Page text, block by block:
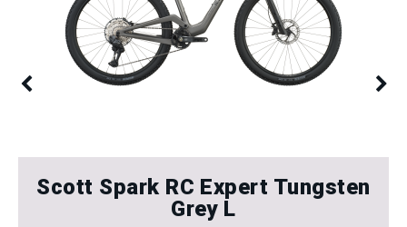
Scott Spark RC Expert Tungsten
Grey L